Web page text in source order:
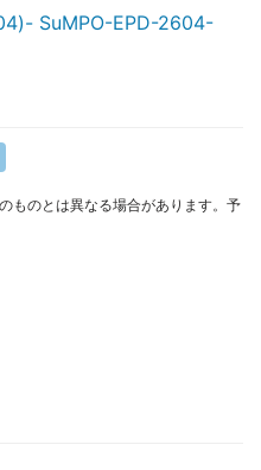
SuMPO-EPD-2604-
ものとは異なる場合があります。予